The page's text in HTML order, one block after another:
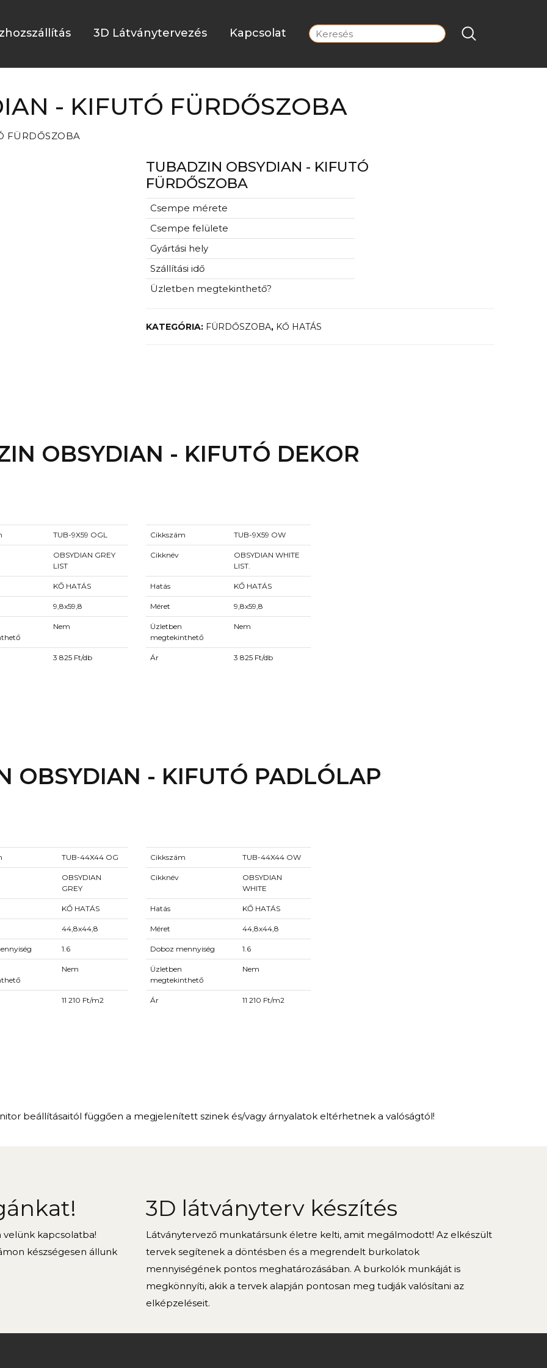
3D Látványtervezés Kapcsolat
- KIFUTÓ FÜRDŐSZOBA
FÜRDŐSZOBA
TUBADZIN OBSYDIAN - KIFUTÓ
FÜRDŐSZOBA
Csempe mérete
Csempe felülete
Gyártási hely
Szállítási idő
Üzletben megtekinthető?
KATEGÓRIA: FÜRDŐSZOBA, KŐ HATÁS
OBSYDIAN - KIFUTÓ DEKOR
TUB-9X59 OGL
OBSYDIAN GREY
LIST
KŐ HATÁS
9,8x59,8
Nem
3 825 Ft/db
Cikkszám TUB-9X59 OW
Cikknév
OBSYDIAN WHITE
LIST.
Hatás KŐ HATÁS
Méret 9,8x59,8
Üzletben
megtekinthető
Nem
Ár 3 825 Ft/db
OBSYDIAN - KIFUTÓ PADLÓLAP
TUB-44X44 OG
OBSYDIAN
GREY
KŐ HATÁS
44,8x44,8
1.6
Nem
11 210 Ft/m2
Cikkszám TUB-44X44 OW
Cikknév
OBSYDIAN
WHITE
Hatás KŐ HATÁS
Méret 44,8x44,8
Doboz mennyiség 1.6
Üzletben
megtekinthető
Nem
Ár 11 210 Ft/m2
beállításaitól függően a megjelenített szinek és/vagy árnyalatok eltérhetnek a valóságtól!
kapcsolatba!
készségesen állunk
3D látványterv készítés
Látványtervező munkatársunk életre kelti, amit megálmodott! Az elkészült
tervek segítenek a döntésben és a megrendelt burkolatok
mennyiségének pontos meghatározásában. A burkolók munkáját is
megkönnyíti, akik a tervek alapján pontosan meg tudják valósítani az
elképzeléseit.